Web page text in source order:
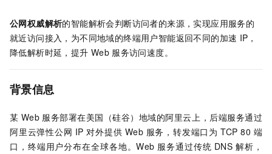
公网权威解析的智能解析会判断访问者的来源，实现应用服务的
就近访问接入，为不同地域的终端用户智能返回不同的加速 IP，
降低解析时延，提升 Web 服务访问速度。
背景信息
某 Web 服务部署在美国（硅谷）地域的阿里云上，后端服务通过
阿里云弹性公网 IP 对外提供 Web 服务，转发端口为 TCP 80 端
口，终端用户分布在全球各地。Web 服务通过传统 DNS 解析，